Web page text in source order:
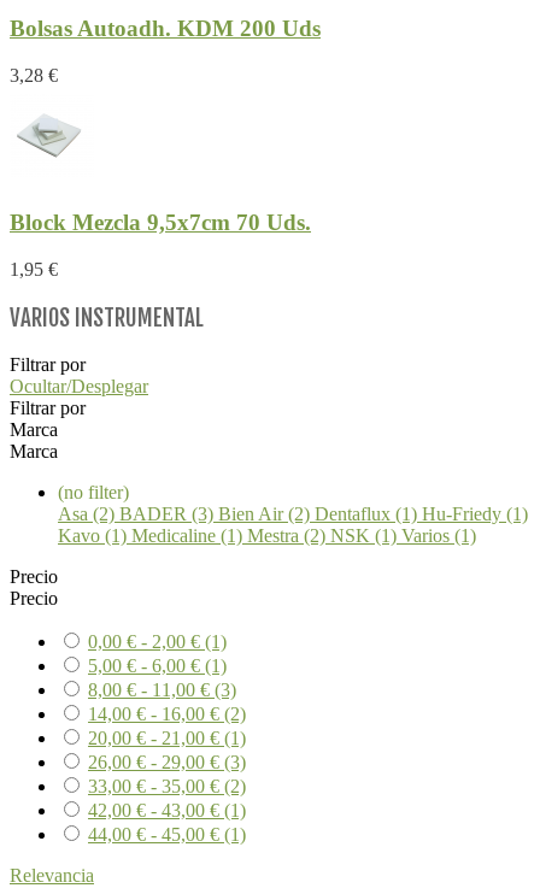
Bolsas Autoadh. KDM 200 Uds
3,28 €
Block Mezcla 9,5x7cm 70 Uds.
1,95 €
VARIOS INSTRUMENTAL
Filtrar por
Ocultar/Desplegar
Filtrar por
Marca
Marca
(no filter)
Asa (2) BADER (3) Bien Air (2) Dentaflux (1) Hu-Friedy (1)
Kavo (1) Medicaline (1) Mestra (2) NSK (1) Varios (1)
Precio
Precio
0,00 € - 2,00 € (1)
5,00 € - 6,00 € (1)
8,00 € - 11,00 € (3)
14,00 € - 16,00 € (2)
20,00 € - 21,00 € (1)
26,00 € - 29,00 € (3)
33,00 € - 35,00 € (2)
42,00 € - 43,00 € (1)
44,00 € - 45,00 € (1)
Relevancia